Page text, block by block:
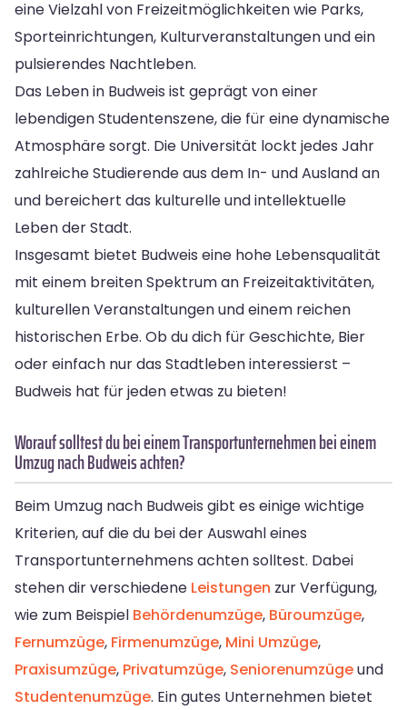
eine Vielzahl von Freizeitmöglichkeiten wie Parks,
Sporteinrichtungen, Kulturveranstaltungen und ein
pulsierendes Nachtleben.
Das Leben in Budweis ist geprägt von einer
lebendigen Studentenszene, die für eine dynamische
Atmosphäre sorgt. Die Universität lockt jedes Jahr
zahlreiche Studierende aus dem In- und Ausland an
und bereichert das kulturelle und intellektuelle
Leben der Stadt.
Insgesamt bietet Budweis eine hohe Lebensqualität
mit einem breiten Spektrum an Freizeitaktivitäten,
kulturellen Veranstaltungen und einem reichen
historischen Erbe. Ob du dich für Geschichte, Bier
oder einfach nur das Stadtleben interessierst –
Budweis hat für jeden etwas zu bieten!
Worauf solltest du bei einem Transportunternehmen bei einem
Umzug nach Budweis achten?
Beim Umzug nach Budweis gibt es einige wichtige
Kriterien, auf die du bei der Auswahl eines
Transportunternehmens achten solltest. Dabei
stehen dir verschiedene Leistungen zur Verfügung,
wie zum Beispiel Behördenumzüge, Büroumzüge,
Fernumzüge, Firmenumzüge, Mini Umzüge,
Praxisumzüge, Privatumzüge, Seniorenumzügeund
Studentenumzüge. Ein gutes Unternehmen bietet